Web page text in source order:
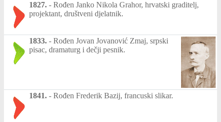
1827. - Rođen Janko Nikola Grahor, hrvatski graditelj,
projektant, društveni djelatnik.
1833. - Rođen Jovan Jovanović Zmaj, srpski
pisac, dramaturg i dečji pesnik.
1841. - Rođen Frederik Bazij, francuski slikar.